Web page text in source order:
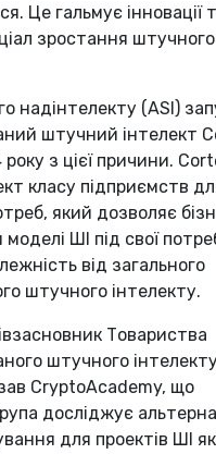
Це гальмує інновації
зростання штучного
надінтелекту (ASI)
штучний інтелект
з цієї причини.
класу підприємств
який дозволяє
ШІ під свої
від загального
штучного інтелекту.
Товариства
штучного
CryptoAcademy, що
досліджує
для проектів ШІ як